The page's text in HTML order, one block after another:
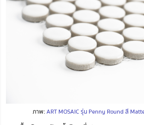
ภาพ:ART MOSAIC รุ่น Penny Round สี